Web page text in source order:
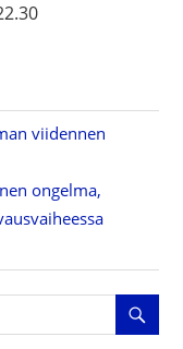
viidennen
ongelma,